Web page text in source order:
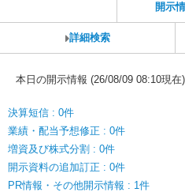
開示
詳細検索
本日の開示情報 (26/08/09 08:10現在)
決算短信 : 0件
業績・配当予想修正 : 0件
増資及び株式分割 : 0件
開示資料の追加訂正 : 0件
PR情報・その他開示情報 : 1件